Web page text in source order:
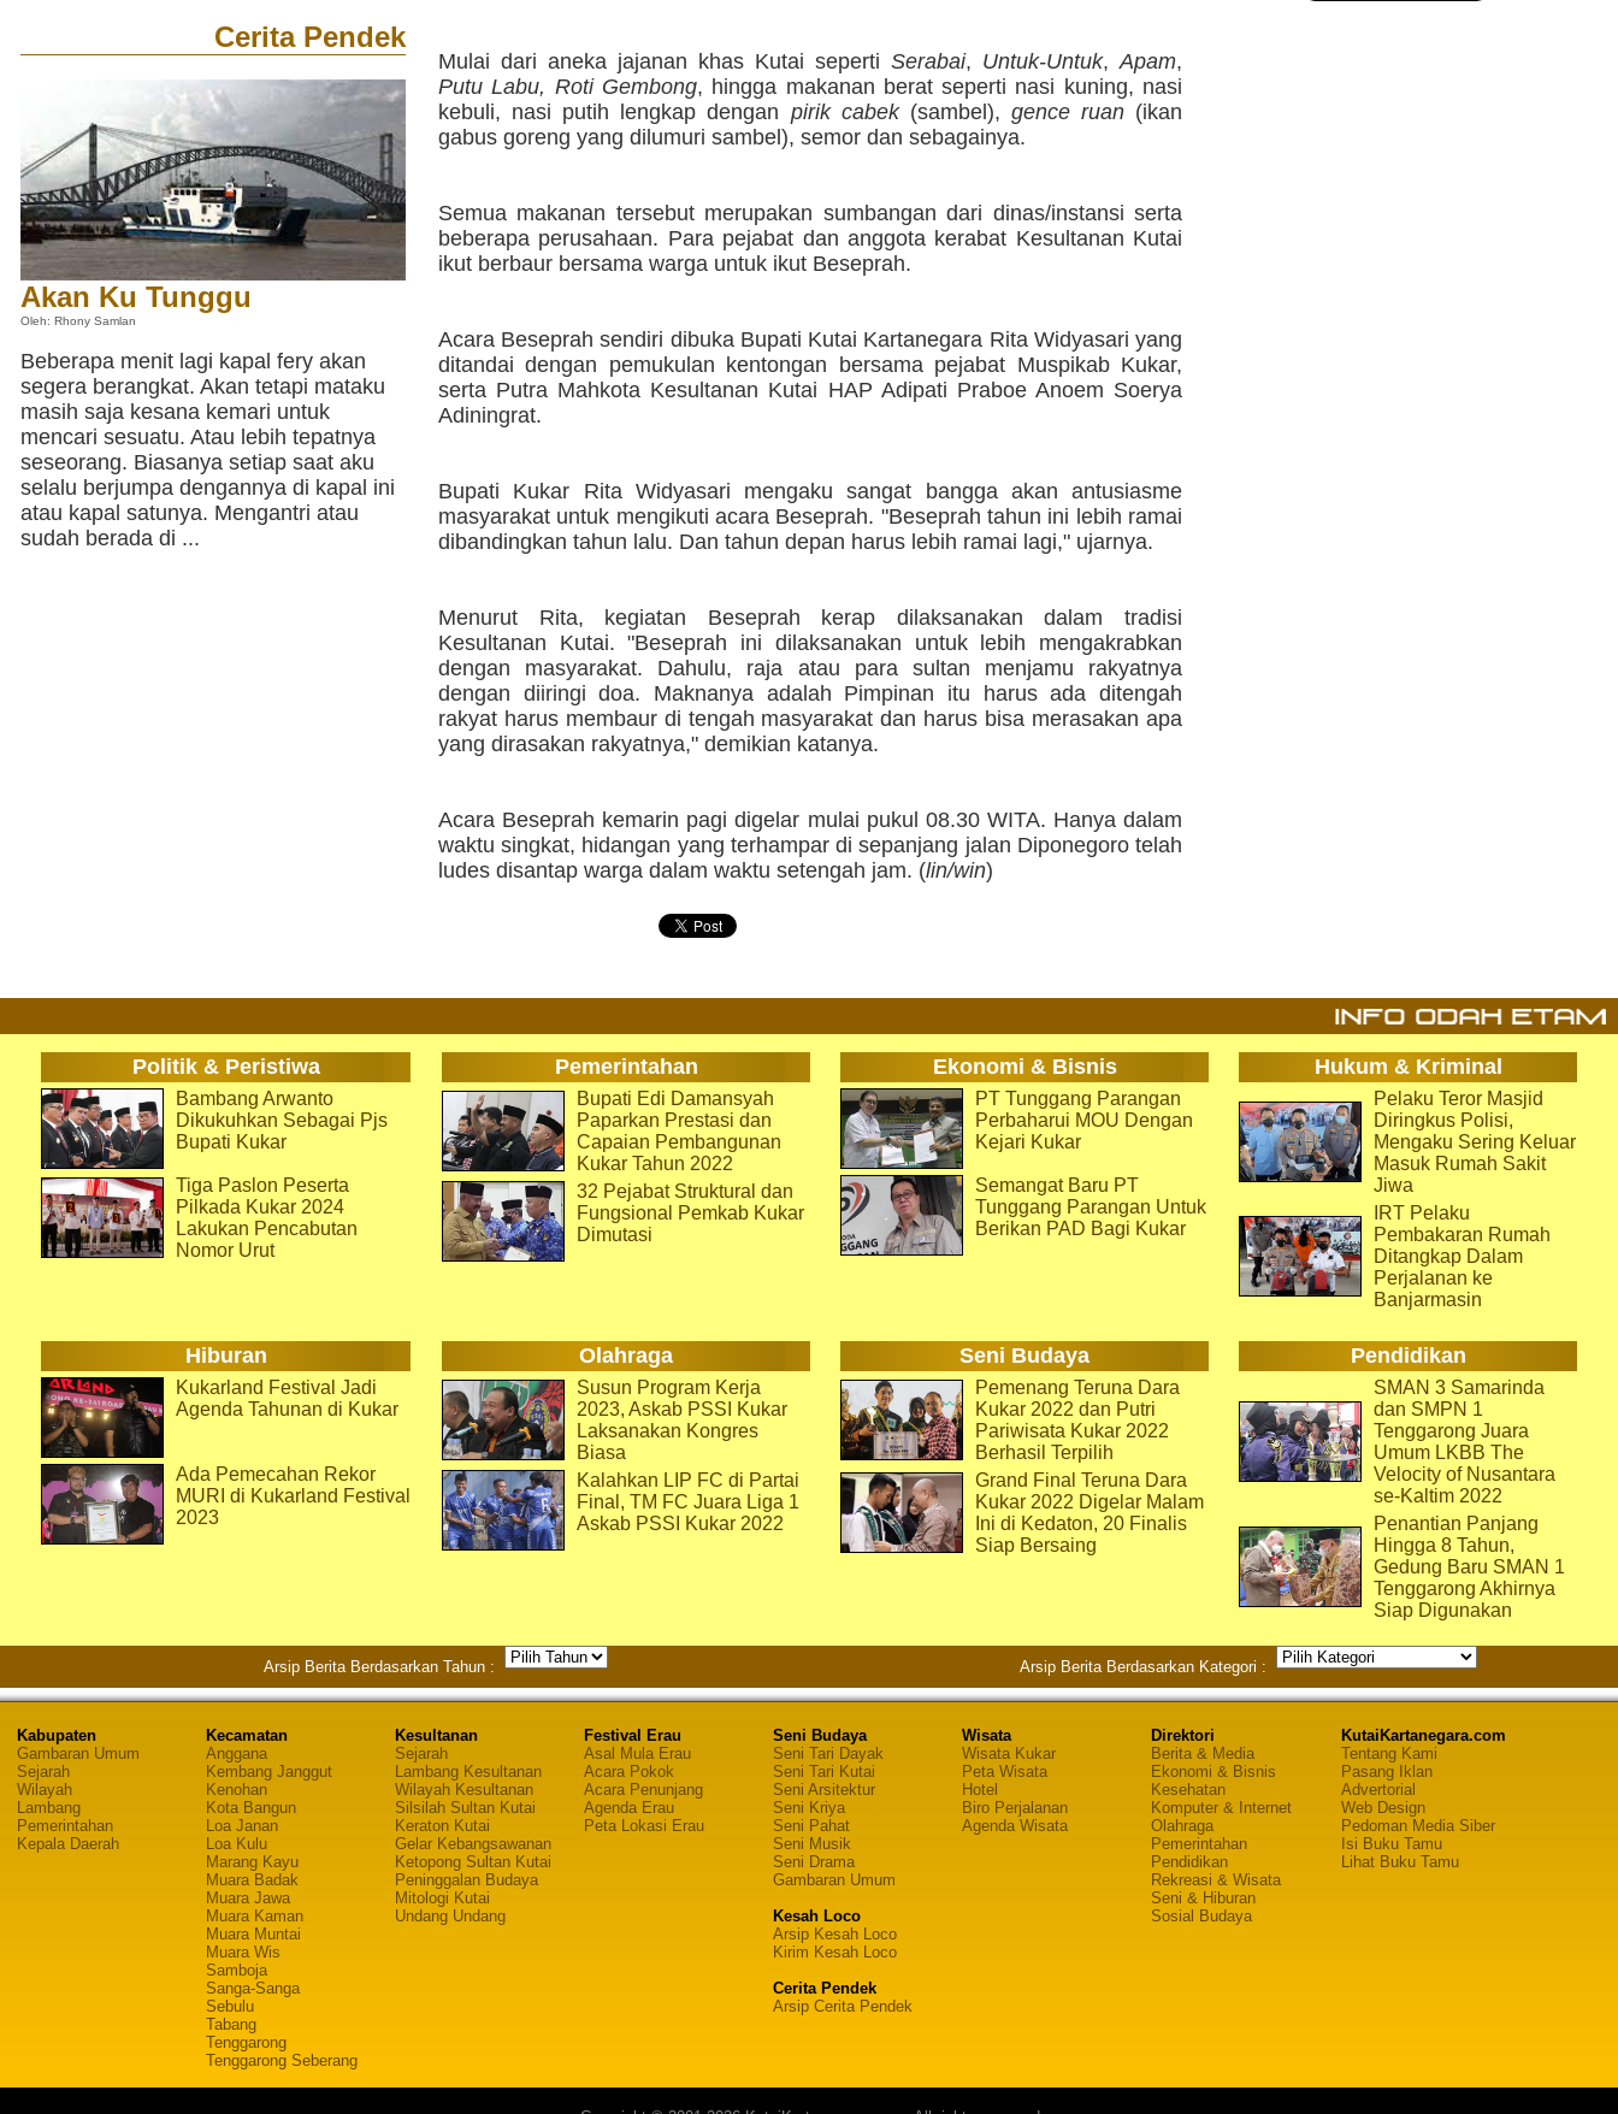
Cerita Pendek
Akan Ku Tunggu
Oleh: Rhony Samlan
Beberapa menit lagi kapal fery akan
segera berangkat. Akan tetapi mataku
masih saja kesana kemari untuk
mencari sesuatu. Atau lebih tepatnya
seseorang. Biasanya setiap saat aku
selalu berjumpa dengannya di kapal ini
atau kapal satunya. Mengantri atau
sudah berada di ...
Mulai dari aneka jajanan khas Kutai seperti Serabai, Untuk-Untuk,Apam,
Putu Labu, Roti Gembong, hingga makanan berat seperti nasi kuning, nasi
kebuli, nasi putih lengkap dengan pirik cabek(sambel), gence ruan(ikan
gabus goreng yang dilumuri sambel), semor dan sebagainya.
Semua makanan tersebut merupakan sumbangan dari dinas/instansi serta
beberapa perusahaan. Para pejabat dan anggota kerabat Kesultanan Kutai
ikut berbaur bersama warga untuk ikut Beseprah.
Acara Beseprah sendiri dibuka Bupati Kutai Kartanegara Rita Widyasari yang
ditandai dengan pemukulan kentongan bersama pejabat Muspikab Kukar,
serta Putra Mahkota Kesultanan Kutai HAP Adipati Praboe Anoem Soerya
Adiningrat.
Bupati Kukar Rita Widyasari mengaku sangat bangga akan antusiasme
masyarakat untuk mengikuti acara Beseprah. "Beseprah tahun ini lebih ramai
dibandingkan tahun lalu. Dan tahun depan harus lebih ramai lagi," ujarnya.
Menurut Rita, kegiatan Beseprah kerap dilaksanakan dalam tradisi
Kesultanan Kutai. "Beseprah ini dilaksanakan untuk lebih mengakrabkan
dengan masyarakat. Dahulu, raja atau para sultan menjamu rakyatnya
dengan diiringi doa. Maknanya adalah Pimpinan itu harus ada ditengah
rakyat harus membaur di tengah masyarakat dan harus bisa merasakan apa
yang dirasakan rakyatnya," demikian katanya.
Acara Beseprah kemarin pagi digelar mulai pukul 08.30 WITA. Hanya dalam
waktu singkat, hidangan yang terhampar di sepanjang jalan Diponegoro telah
ludes disantap warga dalam waktu setengah jam. (lin/win)
Politik & Peristiwa Pemerintahan Ekonomi & Bisnis Hukum & Kriminal
Bambang Arwanto
Dikukuhkan Sebagai Pjs
Bupati Kukar
Tiga Paslon Peserta
Pilkada Kukar 2024
Lakukan Pencabutan
Nomor Urut
Bupati Edi Damansyah
Paparkan Prestasi dan
Capaian Pembangunan
Kukar Tahun 2022
32 Pejabat Struktural dan
Fungsional Pemkab Kukar
Dimutasi
PT Tunggang Parangan
Perbaharui MOU Dengan
Kejari Kukar
Semangat Baru PT
Tunggang Parangan Untuk
Berikan PAD Bagi Kukar
Pelaku Teror Masjid
Diringkus Polisi,
Mengaku Sering Keluar
Masuk Rumah Sakit
Jiwa
IRT Pelaku
Pembakaran Rumah
Ditangkap Dalam
Perjalanan ke
Banjarmasin
Hiburan Olahraga Seni Budaya Pendidikan
Kukarland Festival Jadi
Agenda Tahunan di Kukar
Ada Pemecahan Rekor
MURI di Kukarland Festival
2023
Susun Program Kerja
2023, Askab PSSI Kukar
Laksanakan Kongres
Biasa
Kalahkan LIP FC di Partai
Final, TM FC Juara Liga 1
Askab PSSI Kukar 2022
Pemenang Teruna Dara
Kukar 2022 dan Putri
Pariwisata Kukar 2022
Berhasil Terpilih
Grand Final Teruna Dara
Kukar 2022 Digelar Malam
Ini di Kedaton, 20 Finalis
Siap Bersaing
SMAN 3 Samarinda
dan SMPN 1
Tenggarong Juara
Umum LKBB The
Velocity of Nusantara
se-Kaltim 2022
Penantian Panjang
Hingga 8 Tahun,
Gedung Baru SMAN 1
Tenggarong Akhirnya
Siap Digunakan
Arsip Berita Berdasarkan Tahun : Arsip Berita Berdasarkan Kategori :
Kabupaten
Gambaran Umum
Sejarah
Wilayah
Lambang
Pemerintahan
Kepala Daerah
Kecamatan
Anggana
Kembang Janggut
Kenohan
Kota Bangun
Loa Janan
Loa Kulu
Marang Kayu
Muara Badak
Muara Jawa
Muara Kaman
Muara Muntai
Muara Wis
Samboja
Sanga-Sanga
Sebulu
Tabang
Tenggarong
Tenggarong Seberang
Kesultanan
Sejarah
Lambang Kesultanan
Wilayah Kesultanan
Silsilah Sultan Kutai
Keraton Kutai
Gelar Kebangsawanan
Ketopong Sultan Kutai
Peninggalan Budaya
Mitologi Kutai
Undang Undang
Festival Erau
Asal Mula Erau
Acara Pokok
Acara Penunjang
Agenda Erau
Peta Lokasi Erau
Seni Budaya
Seni Tari Dayak
Seni Tari Kutai
Seni Arsitektur
Seni Kriya
Seni Pahat
Seni Musik
Seni Drama
Gambaran Umum
Kesah Loco
Arsip Kesah Loco
Kirim Kesah Loco
Cerita Pendek
Arsip Cerita Pendek
Wisata
Wisata Kukar
Peta Wisata
Hotel
Biro Perjalanan
Agenda Wisata
Direktori
Berita & Media
Ekonomi & Bisnis
Kesehatan
Komputer & Internet
Olahraga
Pemerintahan
Pendidikan
Rekreasi & Wisata
Seni & Hiburan
Sosial Budaya
KutaiKartanegara.com
Tentang Kami
Pasang Iklan
Advertorial
Web Design
Pedoman Media Siber
Isi Buku Tamu
Lihat Buku Tamu